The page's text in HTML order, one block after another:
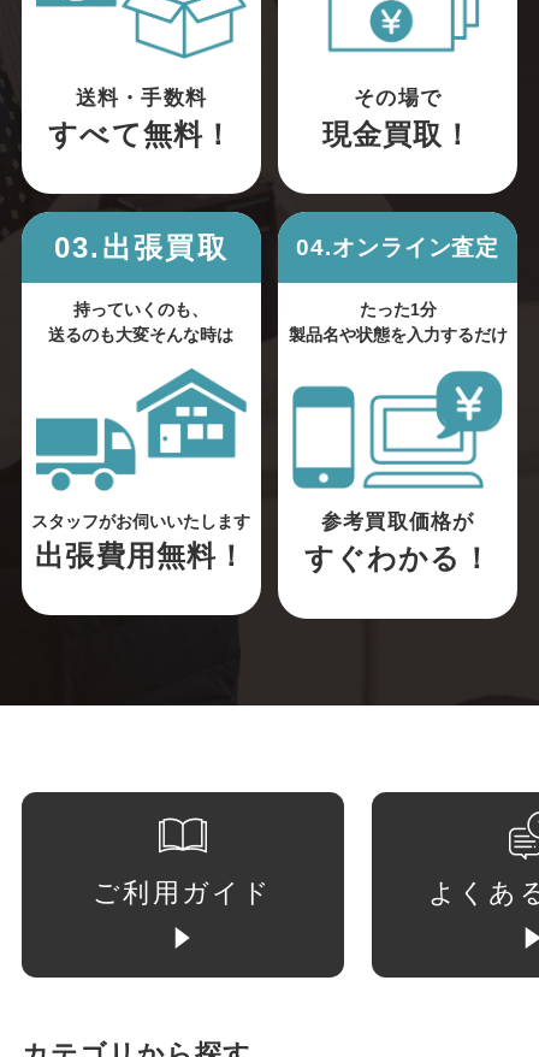
送料・手数料
すべて無料！
その場で
現金買取！
03.出張買取
持っていくのも、
送るのも大変そんな時は
スタッフがお伺いいたします
出張費用無料！
04.オンライン査定
たった1分
製品名や状態を入力するだけ
参考買取価格が
すぐわかる！
ご利用ガイド よくあ